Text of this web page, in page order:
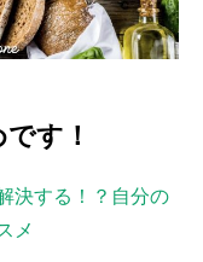
す！
決する！？自分の
メ